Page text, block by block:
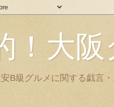
！大
B級グルメに関する戯言